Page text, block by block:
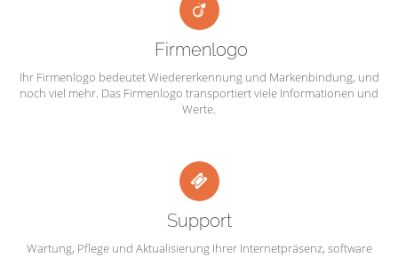
Firmenlogo
Ihr Firmenlogo bedeutet Wiedererkennung und Markenbindung, und
noch viel mehr. Das Firmenlogo transportiert viele Informationen und
Werte.
Support
Wartung, Pflege und Aktualisierung Ihrer Internetpräsenz, software